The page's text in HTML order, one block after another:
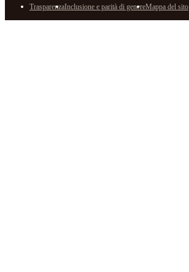
TrasparenzaInclusione e parità di genereMappa del sito